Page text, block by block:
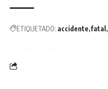
ETIQUETADO: accidente fatal